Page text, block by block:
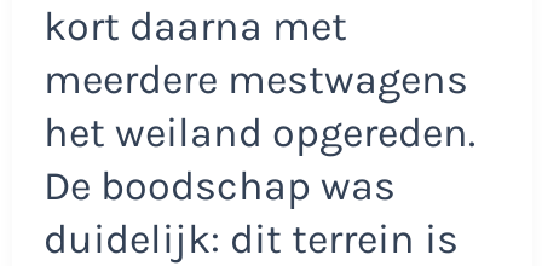
kort daarna met
meerdere mestwagens
het weiland opgereden.
De boodschap was
duidelijk: dit terrein is